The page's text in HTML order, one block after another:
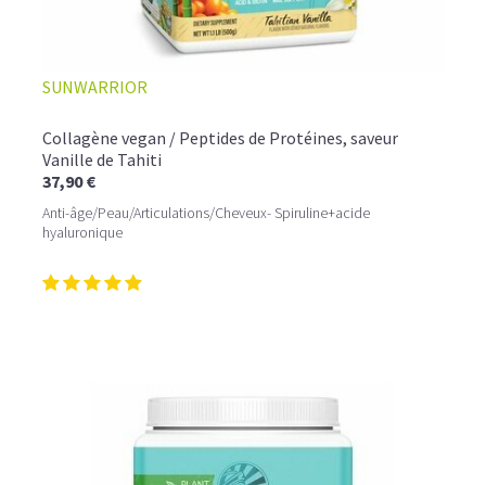
SUNWARRIOR
Collagène vegan / Peptides de Protéines, saveur
Vanille de Tahiti
37,90 €
Anti-âge/Peau/Articulations/Cheveux- Spiruline+acide
hyaluronique